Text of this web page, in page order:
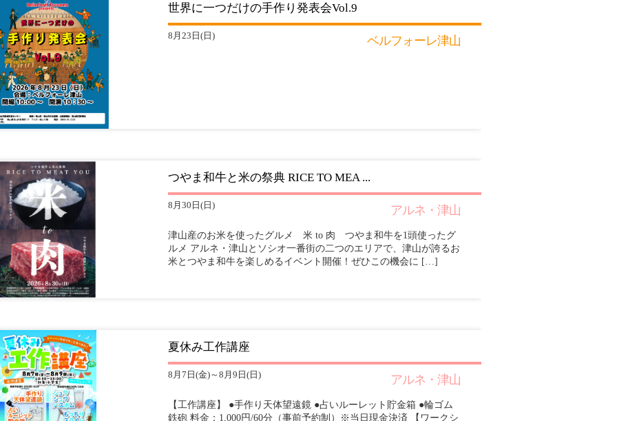
世界に一つだけの手作り発表会Vol.9
8月23日(日) ベルフォーレ津山
つやま和牛と米の祭典 RICE TO MEA ...
8月30日(日) アルネ・津山
津山産のお米を使ったグルメ 米 to 肉 つやま和牛を1頭使ったグ
ルメ アルネ・津山とソシオ一番街の二つのエリアで、津山が誇るお
米とつやま和牛を楽しめるイベント開催！ぜひこの機会に […]
夏休み工作講座
8月7日(金)～8月9日(日) アルネ・津山
【工作講座】 ●手作り天体望遠鏡 ●占いルーレット貯金箱 ●輪ゴム
鉄砲 料金：1,000円/60分（事前予約制）※当日現金決済 【ワークシ